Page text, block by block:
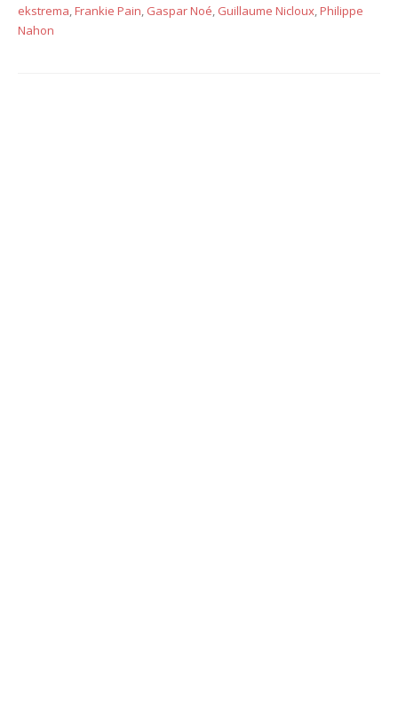
ekstrema,Frankie Pain, Gaspar Noé, Guillaume Nicloux,Philippe
Nahon